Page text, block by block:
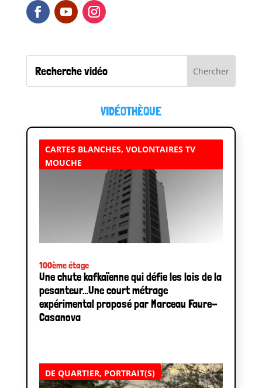
VIDÉOTHÈQUE
100ème étage
CARTES BLANCHES, VOLONTAIRES TV
MOUCHE
Une chute kafkaïenne qui défie les lois de la
pesanteur…Une court métrage
expérimental proposé par Marceau Faure-
Casanova
DE QUARTIER, PORTRAIT(S)